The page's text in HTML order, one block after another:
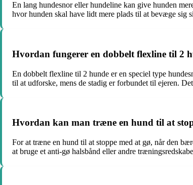
En lang hundesnor eller hundeline kan give hunden
hvor hunden skal have lidt mere plads til at bevæge
Hvordan fungerer en dobbelt flexline til 2
En dobbelt flexline til 2 hunde er en speciel type
til at udforske, mens de stadig er forbundet til ejeren.
Hvordan kan man træne en hund til at
For at træne en hund til at stoppe med at gø, når den
at bruge et anti-gø halsbånd eller andre